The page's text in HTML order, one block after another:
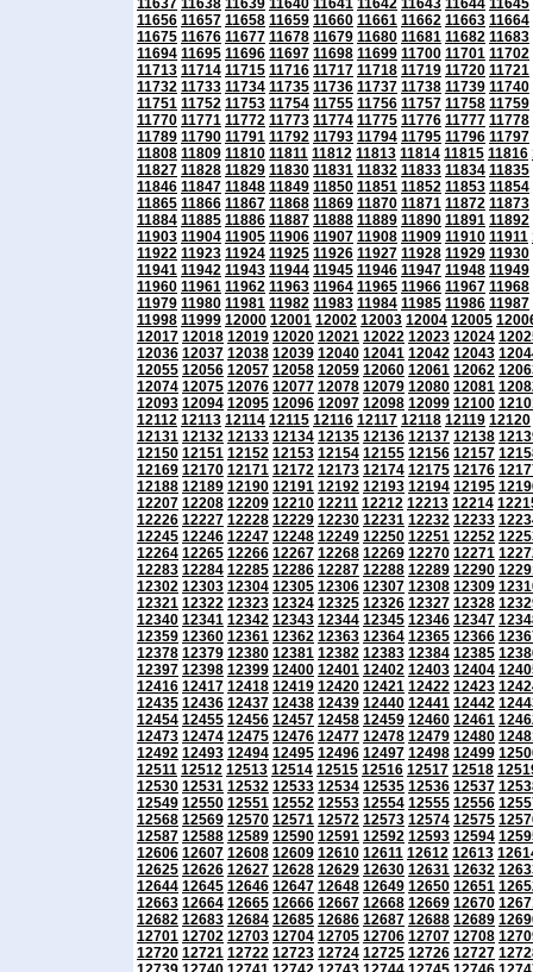
11637 11638 11639 11640 11641 11642 11643 11644 11645
11656 11657 11658 11659 11660 11661 11662 11663 11664
11675 11676 11677 11678 11679 11680 11681 11682 11683
11694 11695 11696 11697 11698 11699 11700 11701 11702
11713 11714 11715 11716 11717 11718 11719 11720 11721
11732 11733 11734 11735 11736 11737 11738 11739 11740
11751 11752 11753 11754 11755 11756 11757 11758 11759
11770 11771 11772 11773 11774 11775 11776 11777 11778
11789 11790 11791 11792 11793 11794 11795 11796 11797
11808 11809 11810 11811 11812 11813 11814 11815 11816
11827 11828 11829 11830 11831 11832 11833 11834 11835
11846 11847 11848 11849 11850 11851 11852 11853 11854
11865 11866 11867 11868 11869 11870 11871 11872 11873
11884 11885 11886 11887 11888 11889 11890 11891 11892
11903 11904 11905 11906 11907 11908 11909 11910 11911
11922 11923 11924 11925 11926 11927 11928 11929 11930
11941 11942 11943 11944 11945 11946 11947 11948 11949
11960 11961 11962 11963 11964 11965 11966 11967 11968
11979 11980 11981 11982 11983 11984 11985 11986 11987
11998 11999 12000 12001 12002 12003 12004 12005
12017 12018 12019 12020 12021 12022 12023 12024
12036 12037 12038 12039 12040 12041 12042 12043
12055 12056 12057 12058 12059 12060 12061 12062
12074 12075 12076 12077 12078 12079 12080 12081
12093 12094 12095 12096 12097 12098 12099 12100
12112 12113 12114 12115 12116 12117 12118 12119 12120
12131 12132 12133 12134 12135 12136 12137 12138
12150 12151 12152 12153 12154 12155 12156 12157
12169 12170 12171 12172 12173 12174 12175 12176
12188 12189 12190 12191 12192 12193 12194 12195
12207 12208 12209 12210 12211 12212 12213 12214
12226 12227 12228 12229 12230 12231 12232 12233
12245 12246 12247 12248 12249 12250 12251 12252
12264 12265 12266 12267 12268 12269 12270 12271
12283 12284 12285 12286 12287 12288 12289 12290
12302 12303 12304 12305 12306 12307 12308 12309
12321 12322 12323 12324 12325 12326 12327 12328
12340 12341 12342 12343 12344 12345 12346 12347
12359 12360 12361 12362 12363 12364 12365 12366
12378 12379 12380 12381 12382 12383 12384 12385
12397 12398 12399 12400 12401 12402 12403 12404
12416 12417 12418 12419 12420 12421 12422 12423
12435 12436 12437 12438 12439 12440 12441 12442
12454 12455 12456 12457 12458 12459 12460 12461
12473 12474 12475 12476 12477 12478 12479 12480
12492 12493 12494 12495 12496 12497 12498 12499
12511 12512 12513 12514 12515 12516 12517 12518
12530 12531 12532 12533 12534 12535 12536 12537
12549 12550 12551 12552 12553 12554 12555 12556
12568 12569 12570 12571 12572 12573 12574 12575
12587 12588 12589 12590 12591 12592 12593 12594
12606 12607 12608 12609 12610 12611 12612 12613
12625 12626 12627 12628 12629 12630 12631 12632
12644 12645 12646 12647 12648 12649 12650 12651
12663 12664 12665 12666 12667 12668 12669 12670
12682 12683 12684 12685 12686 12687 12688 12689
12701 12702 12703 12704 12705 12706 12707 12708
12720 12721 12722 12723 12724 12725 12726 12727